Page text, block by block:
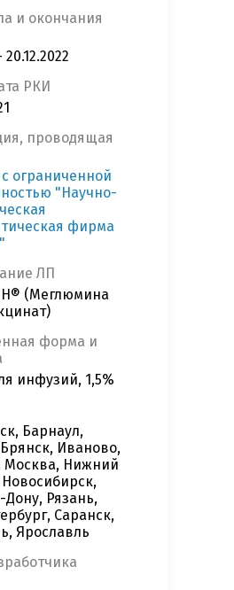
и окончания
20.12.2022
РКИ
проводящая
ограниченной
"Научно-
фирма
ЛП
(Меглюмина
форма и
инфузий, 1,5%
Барнаул,
Иваново,
Москва, Нижний
Дону, Рязань,
Саранск,
Ярославль